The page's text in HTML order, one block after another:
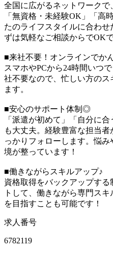
全国に広がるネットワークで
「無資格・未経験OK」「高
たのライフスタイルに合わ
ずは気軽なご相談からでOKで
■来社不要！オンラインでか
スマホやPCから24時間いつ
社不要なので、忙しい方の
ます。
■安心のサポート体制◎
「派遣が初めて」「自分に
も大丈夫。経験豊富な担当
っかりフォローします。悩
境が整っています！
■働きながらスキルアップ♪
資格取得をバックアップす
トして、働きながら専門ス
を目指すことも可能です！
求人番号
6782119